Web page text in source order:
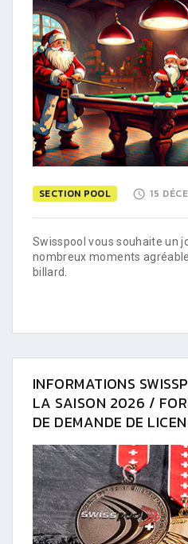
SECTION POOL 15
Swisspool vous souhaite un
nombreux moments
billard.
INFORMATIONS
LA SAISON 2026 /
DE DEMANDE DE